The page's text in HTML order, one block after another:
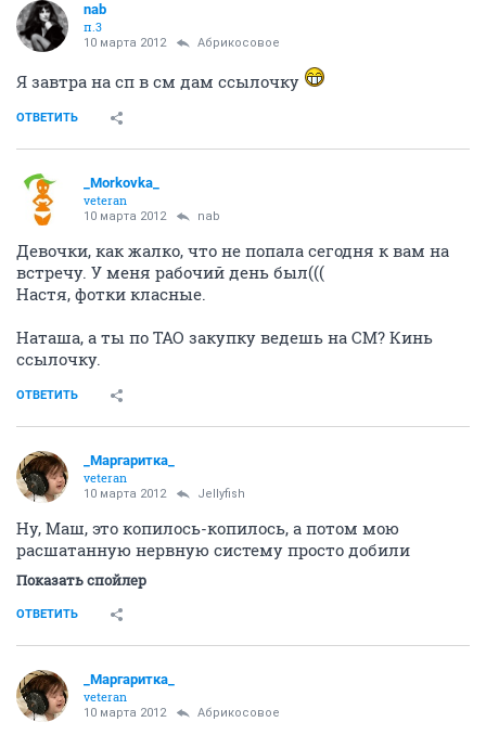
nab
п.3
10 марта 2012 Абрикосовое
Я завтра на сп в см дам ссылочку
ОТВЕТИТЬ
_Morkovka_
veteran
10 марта 2012 nab
Девочки, как жалко, что не попала сегодня к вам на
встречу. У меня рабочий день был(((
Настя, фотки класные.
Наташа, а ты по ТАО закупку ведешь на СМ? Кинь
ссылочку.
ОТВЕТИТЬ
_Маргаритка_
veteran
10 марта 2012 Jellyfish
Ну, Маш, это копилось-копилось, а потом мою
расшатанную нервную систему просто добили
Показать спойлер
ОТВЕТИТЬ
_Маргаритка_
veteran
10 марта 2012 Абрикосовое